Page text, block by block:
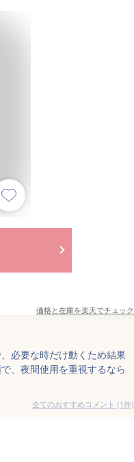
価格と在庫を楽天でチェック
必要な時だけ動くため結果
、夜間使用を重視するなら
全てのおすすめコメント (1件)